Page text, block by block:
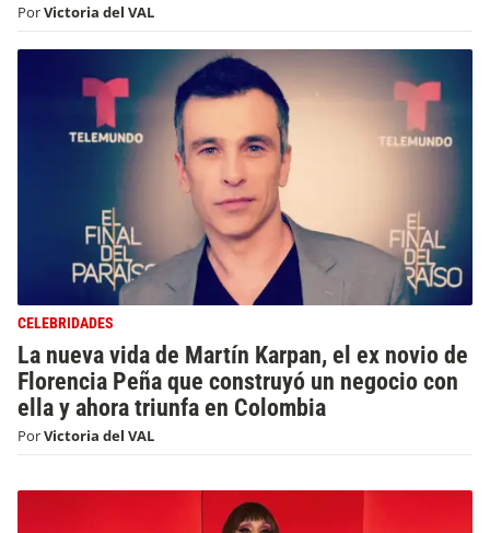
PorVictoria del VAL
CELEBRIDADES
La nueva vida de Martín Karpan, el ex novio de
Florencia Peña que construyó un negocio con
ella y ahora triunfa en Colombia
PorVictoria del VAL